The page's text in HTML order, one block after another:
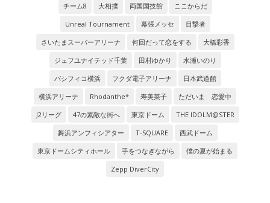
チーム8
大相撲 両国国技館
ここからだ
Unreal Tournament
幕張メッセ
目撃者
さいたまスーパーアリーナ
何回だって恋をする
大橋彩香
ジェフユナイテッド千葉
田村ゆかり
水瀬いのり
パシフィコ横浜
フクダ電子アリーナ
日本武道館
横浜アリーナ
Rhodanthe* 寿美菜子
ただいま 恋愛中
J2リーグ
47の素敵な街へ 東京ドーム
THE IDOLM@STER
舞浜アンフィシアター
T-SQUARE
西武ドーム
東京ドームシティホール
手をつなぎながら
僕の夏が始まる
Zepp DiverCity